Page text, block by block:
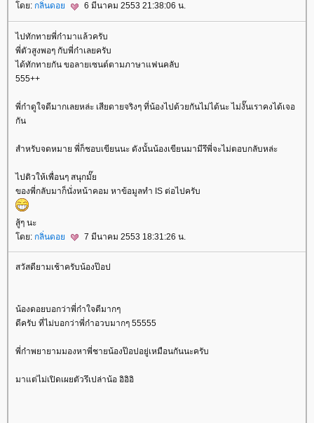
ดย: กลิ่นดอ 6 มีนาคม 2553 21:38:06 น.
ไปทักทายพี่ก๋ามาแล้วครับ
พี่ตัวสูงพอๆ กับพี่ก๋าเลยครับ
ได้ทักทายกัน ขอลายเซนต์ตามภาษาแฟนคลับ
555++
พี่ก๋าดูใจดีมากเลยหล่ะ เสียดายจริงๆ ที่น้องไปด้วยกันไม่ได้นะ ไม่งั๊นเราคงได้เจอ
กัน
สำหรับจดหมาย พี่ก็ชอบเขียนนะ ดังนั้นน้องเขียนมามีรึพี่จะไม่ตอบกลับหล่ะ
ไปติวให้เพื่อนๆ สนุกมั๊
ของพี่กลับมาก็นั่งหน้าคอม หาข้อมูลทำ IS ต่อไปครับ
สู้ๆ นะ
ดย: กลิ่นดอ 7 มีนาคม 2553 18:31:26 น.
สวัสดียามเช้าครับน้องป๊อป
น้องดอยบอกว่าพี่ก๋าใจดีมากๆ
ดีครับ ที่ไม่บอกว่าพี่ก๋าอวบมากๆ 55555
พี่ก๋าพยายามมองหาพี่ชายน้องป๊อปอยู่เหมือนกันนะครับ
มาแต่ไม่เปิดเผยตัวรึเปล่าน้อ อิอิอิ